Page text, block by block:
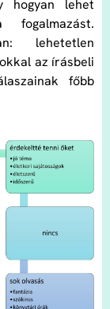
hogyan lehet
lehetetlen
az írásbeli
főbb